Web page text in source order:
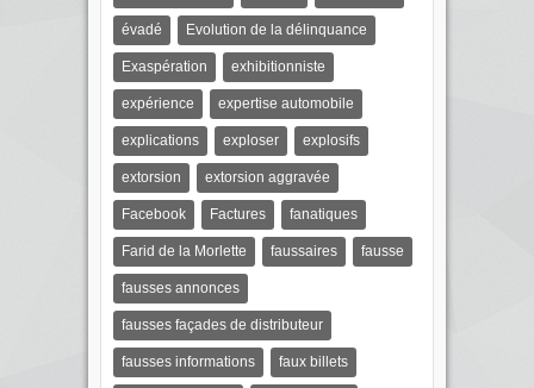
évadé Evolution de la délinquance
Exaspération exhibitionniste
expérience expertise automobile
explications exploser explosifs
extorsion extorsion aggravée
Facebook Factures fanatiques
Farid de la Morlette faussaires fausse
fausses annonces
fausses façades de distributeur
fausses informations faux billets